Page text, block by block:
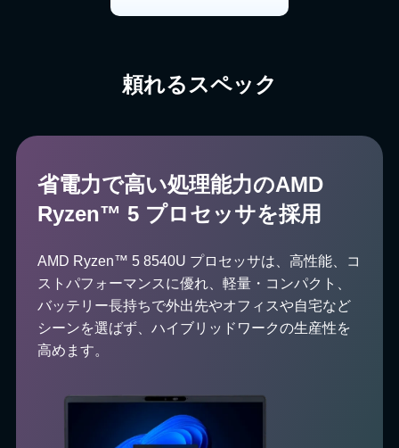
頼れるスペック
省電力で高い処理能力のAMD
Ryzen™ 5 プロセッサを採用
AMD Ryzen™ 5 8540U プロセッサは、高性能、コ
ストパフォーマンスに優れ、軽量・コンパクト、
バッテリー長持ちで外出先やオフィスや自宅など
シーンを選ばず、ハイブリッドワークの生産性を
高めます。